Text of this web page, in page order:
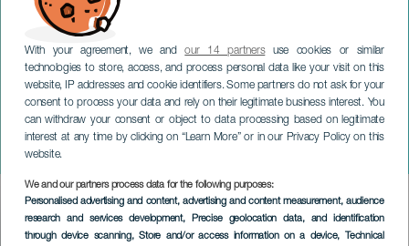
With your agreement, we andour 14 partnersuse cookies or similar
technologies to store, access, and process personal data like your visit on this
website, IP addresses and cookie identifiers. Some partners do not ask for your
consent to process your data and rely on their legitimate business interest. You
can withdraw your consent or object to data processing based on legitimate
interest at any time by clicking on “Learn More” or in our Privacy Policy on this
website.
We and our partners process data for the following purposes:
Personalised advertising and content, advertising and content measurement, audience
research and services development, Precise geolocation data, and identification
through device scanning, Store and/or access information on a device, Technical
Mahmud a nejen Mahmud
TENERIFE
Imagen
Listado